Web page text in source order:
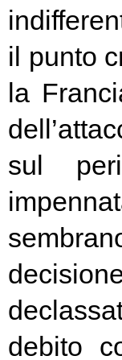
il punto
la
sul
debito